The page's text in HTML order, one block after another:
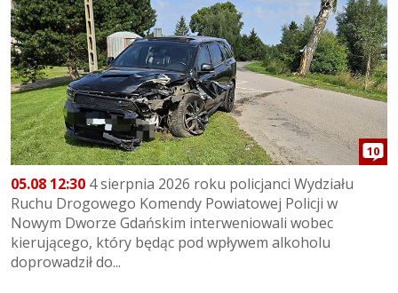
10
05.08 12:30 4 sierpnia 2026 roku policjanci Wydziału
Ruchu Drogowego Komendy Powiatowej Policji w
Nowym Dworze Gdańskim interweniowali wobec
kierującego, który będąc pod wpływem alkoholu
doprowadził do...